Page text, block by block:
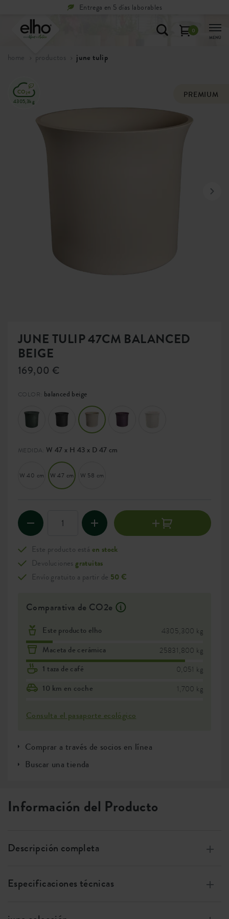
0
MENÚ
home productos june tulip
JUNE TULIP 47CM BALANCED
BEIGE
169,00 €
COLOR: balanced beige
MEDIDA: W 47 x H 43 x D 47 cm
W 40 cm W 47 cm W 58 cm
Este producto está en stock
Devolucionesgratuitas
Envío gratuito a partir de 50 €
Comparativa de CO2e
Este producto elho 4305,300 kg
Maceta de cerámica 25831,800 kg
1 taza de café 0,051 kg
10 km en coche 1,700 kg
Consulta el pasaporte ecológico
Comprar a través de socios en línea
Buscar una tienda
PREMIUM
4305,3kg
Información del Producto
Descripción completa
Diseño atemporal con líneas limpias.
Especificaciones técnicas